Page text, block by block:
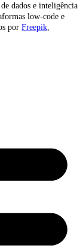
dados e inteligência
low-code e
por Freepik